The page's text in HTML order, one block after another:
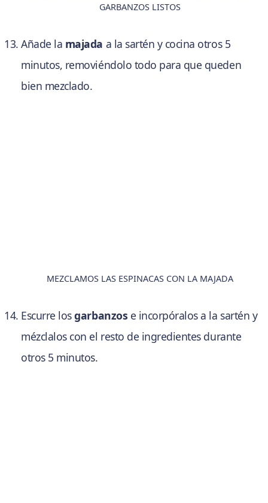
GARBANZOS LISTOS
Añade la majada a la sartén y cocina otros 5
minutos, removiéndolo todo para que queden
bien mezclado.
MEZCLAMOS LAS ESPINACAS CON LA MAJADA
Escurre losgarbanzos e incorpóralos a la sartén y
mézclalos con el resto de ingredientes durante
otros 5 minutos.